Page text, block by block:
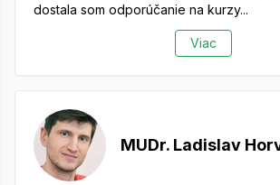
dostala som odporúčanie na kurzy...
Viac
MUDr. Ladislav